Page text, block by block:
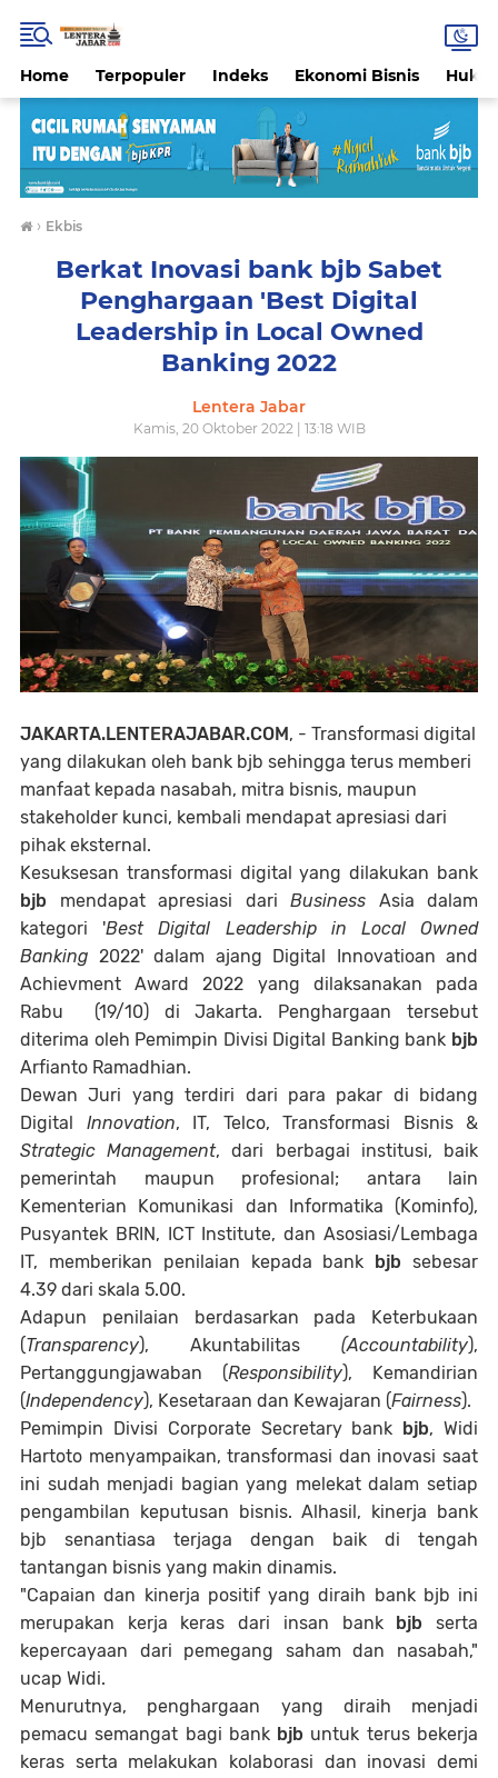
Home Terpopuler Indeks Ekonomi Bisnis
› Ekbis
Berkat Inovasi bank bjb Sabet
Penghargaan 'Best Digital
Leadership in Local Owned
Banking 2022
Lentera Jabar
Kamis, 20 Oktober 2022 | 13:18 WIB
JAKARTA.LENTERAJABAR.COM, - Transformasi digital
yang dilakukan oleh bank bjb sehingga terus memberi
manfaat kepada nasabah, mitra bisnis, maupun
stakeholder kunci, kembali mendapat apresiasi dari
pihak eksternal.
Kesuksesan transformasi digital yang dilakukan bank
bjb mendapat apresiasi dari Business Asia dalam
kategori 'Best Digital Leadership in Local Owned
Banking 2022' dalam ajang Digital Innovatioan and
Achievment Award 2022 yang dilaksanakan pada
Rabu (19/10) di Jakarta. Penghargaan tersebut
diterima oleh Pemimpin Divisi Digital Banking bank bjb
Arfianto Ramadhian.
Dewan Juri yang terdiri dari para pakar di bidang
Digital Innovation, IT, Telco, Transformasi Bisnis &
Strategic Management, dari berbagai institusi, baik
pemerintah maupun profesional; antara lain
Kementerian Komunikasi dan Informatika (Kominfo),
Pusyantek BRIN, ICT Institute, dan Asosiasi/Lembaga
IT, memberikan penilaian kepada bank bjb sebesar
4.39 dari skala 5.00.
Adapun penilaian berdasarkan pada Keterbukaan
(Transparency), Akuntabilitas (Accountability),
Pertanggungjawaban (Responsibility), Kemandirian
(Independency), Kesetaraan dan Kewajaran (Fairness).
Pemimpin Divisi Corporate Secretary bank bjb, Widi
Hartoto menyampaikan, transformasi dan inovasi saat
ini sudah menjadi bagian yang melekat dalam setiap
pengambilan keputusan bisnis. Alhasil, kinerja bank
bjb senantiasa terjaga dengan baik di tengah
tantangan bisnis yang makin dinamis.
"Capaian dan kinerja positif yang diraih bank bjb ini
merupakan kerja keras dari insan bank bjbserta
kepercayaan dari pemegang saham dan nasabah,"
ucap Widi.
Menurutnya, penghargaan yang diraih menjadi
pemacu semangat bagi bank bjb untuk terus bekerja
keras serta melakukan kolaborasi dan inovasi demi